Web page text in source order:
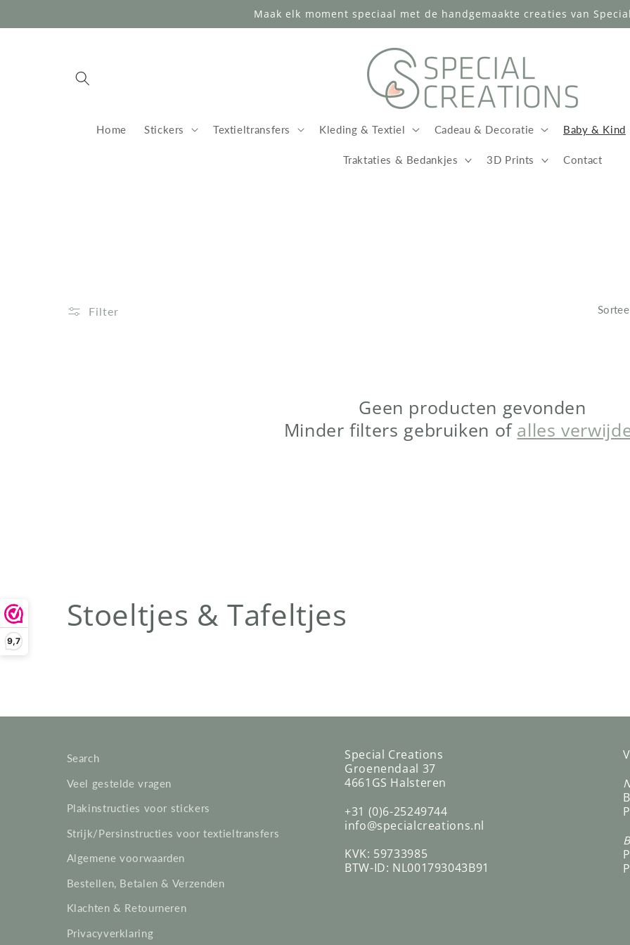
9,7
content
Maak elk moment speciaal met de handgemaakte creaties van
Home Stickers Textieltransfers Kleding & Textiel Cadeau & Decoratie Baby & Kind
Traktaties & Bedankjes 3D Prints Contact
Filter
Geen producten gevonden
Minder filters gebruiken of alles
C
l
e
c
t
i
e
Stoeltjes & Tafeltjes
Search
Veel gestelde vragen
Plakinstructies voor stickers
Strijk/Persinstructies voor textieltransfers
Algemene voorwaarden
Bestellen, Betalen & Verzenden
Klachten & Retourneren
Privacyverklaring
Special Creations
Groenendaal 37
4661GS Halsteren
+31 (0)6-25249744
info@specialcreations.nl
KVK: 59733985
BTW-ID: NL001793043B91